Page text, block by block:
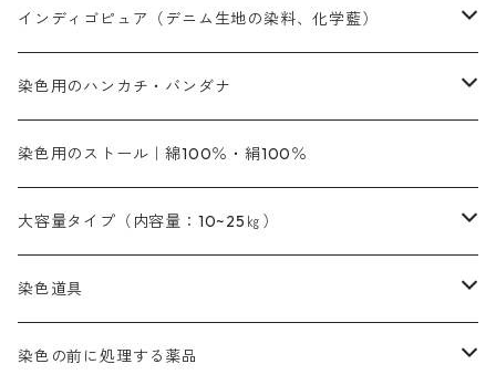
青色系
紫色系
緑色系
茶色系
橙色系
緑色系
茶色系
灰色系
黒色系
茶色｜20g入りのみ公開
灰色｜20g入りのみ公開
黒色
捺染糊
黄色系
エロ―M3G｜定番の色合い
エロー ＭＧＲ｜明るい緑みの黄色
オレンジ系
オレンヂMG｜黄みの橙色
オレンヂMGD（定番の色合い）
赤色系
レットMFB｜赤色（定番の色合い）
レットMG｜黄みの朱色
青色系
ネビーブルーMB（定番の色合い）
ブルーMB（定番の色合い）
紫色系
バイオレットMFB
緑色系
代用朱黄色口
ファストエロ―10GN（鮮やかな黄色）
ファストエロ―5GN（黄色）
青色系
NSBAブルー
群青
白色｜胡粉
黒色｜在庫処分特価
緑色｜在庫処分特価
茶色｜在庫処分特価
人気のおすすめ植物染料
インド茜・西洋茜の個別販売
濃染処理剤｜ソルバックスPS－900
媒染剤
アルミ媒染剤
鉄媒染剤
ソーダ灰｜アルカリ性のPH調整剤
藍染
ぶどう糖
ハイドロサルファイトコンク
染色用途のハンカチ・バンダナ
45cm×45cm（ハンカチ）｜端の始末も綿糸｜タグなし
人気のおすすめ竹・藤を染める染料
塩基性染料（混色可能）
ビスマークブロンB｜赤茶色
塩基性エロ―｜液体タイプ
オリジナル染料｜スス竹色｜ミキセットファストブロンGR
インディゴピュア（デニム生地の染料、化学藍）
初心者向けお試しセット販売
インディゴピュア
アルカリ剤
ハイドロサルファイトコンク
酸性剤
染色用のハンカチ・バンダナ
45cm×45cm（ハンカチ）｜端の始末も綿糸｜タグなし
54cm×54cm（バンダナ）｜端の始末も綿糸｜タグなし
染色用のストール｜綿100％・絹100％
大容量タイプ（内容量：10~25㎏）
芒硝｜綿の染色時の吸収促進剤
ソーダ灰｜アルカリ性のPH調整剤
染色道具
刷毛
染色の前に処理する薬品